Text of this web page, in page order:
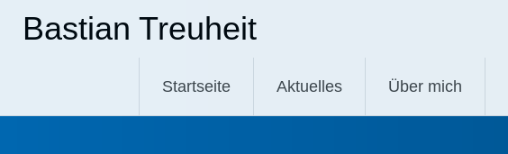
InhaltBastian Treuheit
Startseite Aktuelles Über mich